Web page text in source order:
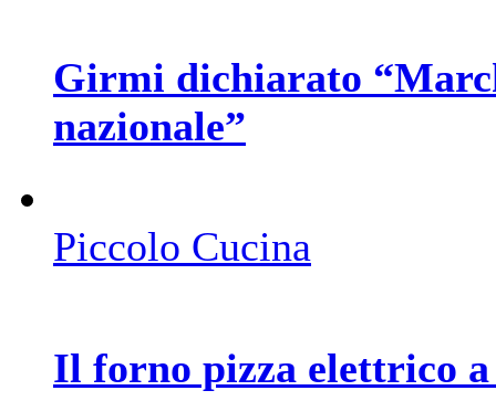
Girmi dichiarato
nazionale”
Piccolo Cucina
Il forno pizza elettrico